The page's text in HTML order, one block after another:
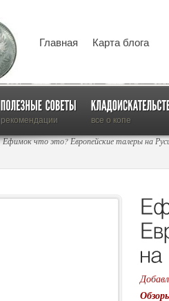
Главная Карта блога
рекомендации все о копе
Ефимок что это? Европейские талеры на